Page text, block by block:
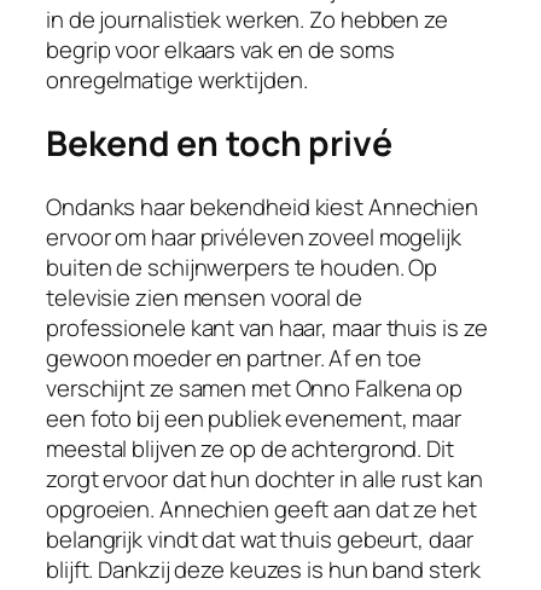
in de journalistiek werken. Zo hebben ze
begrip voor elkaars vak en de soms
onregelmatige werktijden.
Bekend en toch privé
Ondanks haar bekendheid kiest Annechien
ervoor om haar privéleven zoveel mogelijk
buiten de schijnwerpers te houden. Op
televisie zien mensen vooral de
professionele kant van haar, maar thuis is ze
gewoon moeder en partner. Af en toe
verschijnt ze samen met Onno Falkena op
een foto bij een publiek evenement, maar
meestal blijven ze op de achtergrond. Dit
zorgt ervoor dat hun dochter in alle rust kan
opgroeien. Annechien geeft aan dat ze het
belangrijk vindt dat wat thuis gebeurt, daar
blijft. Dankzij deze keuzes is hun band sterk